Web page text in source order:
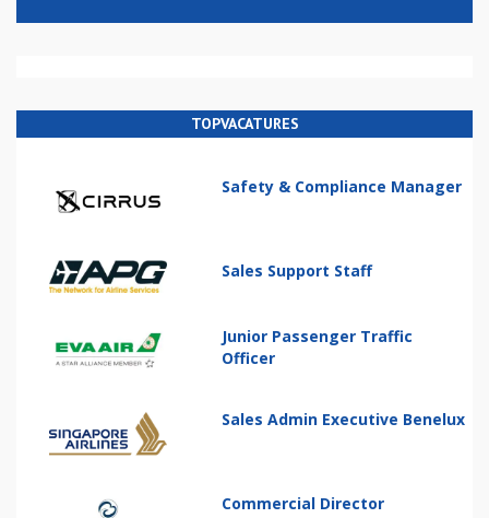
TOPVACATURES
Safety & Compliance Manager
Sales Support Staff
Junior Passenger Traffic
Officer
Sales Admin Executive Benelux
Commercial Director